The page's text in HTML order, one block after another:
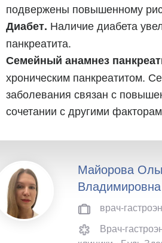
подвержены повышенному
Диабет. Наличие диабета
панкреатита.
Семейный анамнез
хроническим панкреатитом.
заболевания связан с
сочетании с другими
Майорова
Владимировна
врач-
Врач-